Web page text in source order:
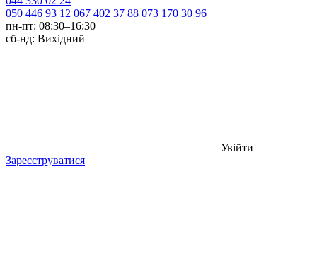
050 446 93 12 067 402 37 88 073 170 30 96
пн-пт: 08:30–16:30
сб-нд: Вихідний
Увійти
Зареєструватися